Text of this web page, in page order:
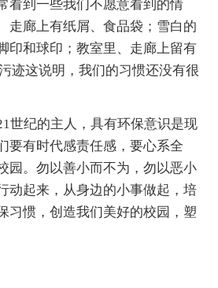
看到一些我们不愿意看到的情
走廊上有纸屑、食品袋；雪白的
印和球印；教室里、走廊上留有
迹这说明，我们的习惯还没有很
纪的主人，具有环保意识是现
要有时代感责任感，要心系全
园。勿以善小而不为，勿以恶小
动起来，从身边的小事做起，培
习惯，创造我们美好的校园，塑